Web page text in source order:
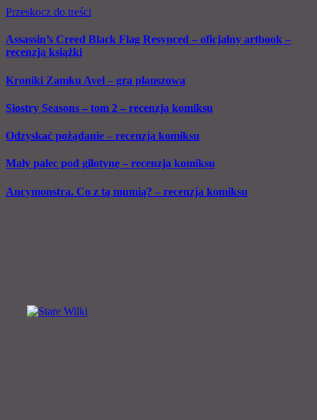
Przeskocz do treści
Assassin’s Creed Black Flag Resynced – oficjalny artbook –
recenzja książki
Kroniki Zamku Avel – gra planszowa
Siostry Seasons – tom 2 – recenzja komiksu
Odzyskać pożądanie – recenzja komiksu
Mały palec pod gilotynę – recenzja komiksu
Ancymonstra. Co z tą mumią? – recenzja komiksu